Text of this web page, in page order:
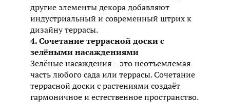
другие элементы декора добавляют
индустриальный и современный штрих к
дизайну террасы.
4. Сочетание террасной доски с
зелёными насаждениями
Зелёные насаждения – это неотъемлемая
часть любого сада или террасы. Сочетание
террасной доски с растениями создаёт
гармоничное и естественное пространство.